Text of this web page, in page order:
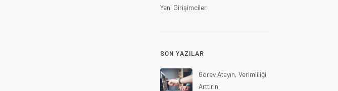
Yeni Girişimciler
SON YAZILAR
Görev Atayın, Verimliliği
Arttırın